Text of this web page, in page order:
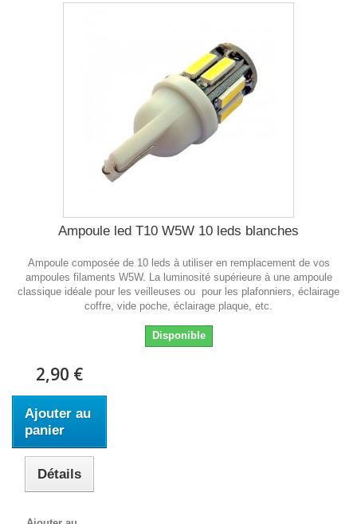
Ampoule led T10 W5W 10 leds blanches
Ampoule composée de 10 leds à utiliser en remplacement de vos
ampoules filaments W5W. La luminosité supérieure à une ampoule
classique idéale pour les veilleuses ou pour les plafonniers, éclairage
coffre, vide poche, éclairage plaque, etc.
Disponible
2,90 €
Ajouter au
panier
Détails